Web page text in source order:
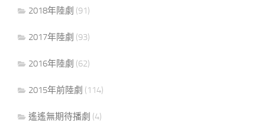
2018年陸劇 (91)
2017年陸劇 (93)
2016年陸劇 (62)
2015年前陸劇 (114)
遙遙無期待播劇 (4)